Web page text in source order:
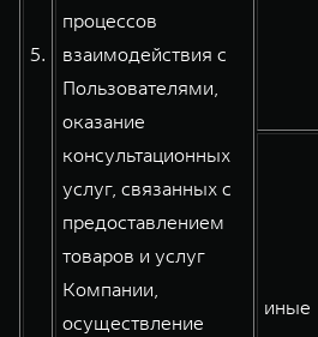
5.
процессов
взаимодействия с
Пользователями,
оказание
консультационных
услуг, связанных с
предоставлением
товаров и услуг
Компании,
осуществление
иные